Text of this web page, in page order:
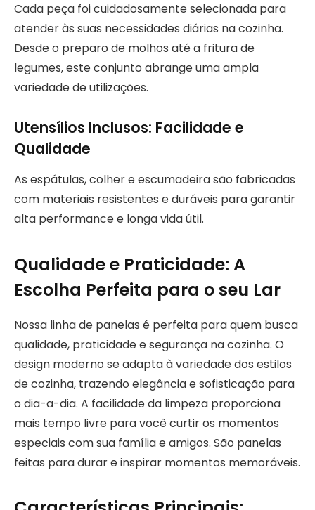
Cada peça foi cuidadosamente selecionada para
atender às suas necessidades diárias na cozinha.
Desde o preparo de molhos até a fritura de
legumes, este conjunto abrange uma ampla
variedade de utilizações.
Utensílios Inclusos: Facilidade e
Qualidade
As espátulas, colher e escumadeira são fabricadas
com materiais resistentes e duráveis para garantir
alta performance e longa vida útil.
Qualidade e Praticidade: A
Escolha Perfeita para o seu Lar
Nossa linha de panelas é perfeita para quem busca
qualidade, praticidade e segurança na cozinha. O
design moderno se adapta à variedade dos estilos
de cozinha, trazendo elegância e sofisticação para
o dia-a-dia. A facilidade da limpeza proporciona
mais tempo livre para você curtir os momentos
especiais com sua família e amigos. São panelas
feitas para durar e inspirar momentos memoráveis.